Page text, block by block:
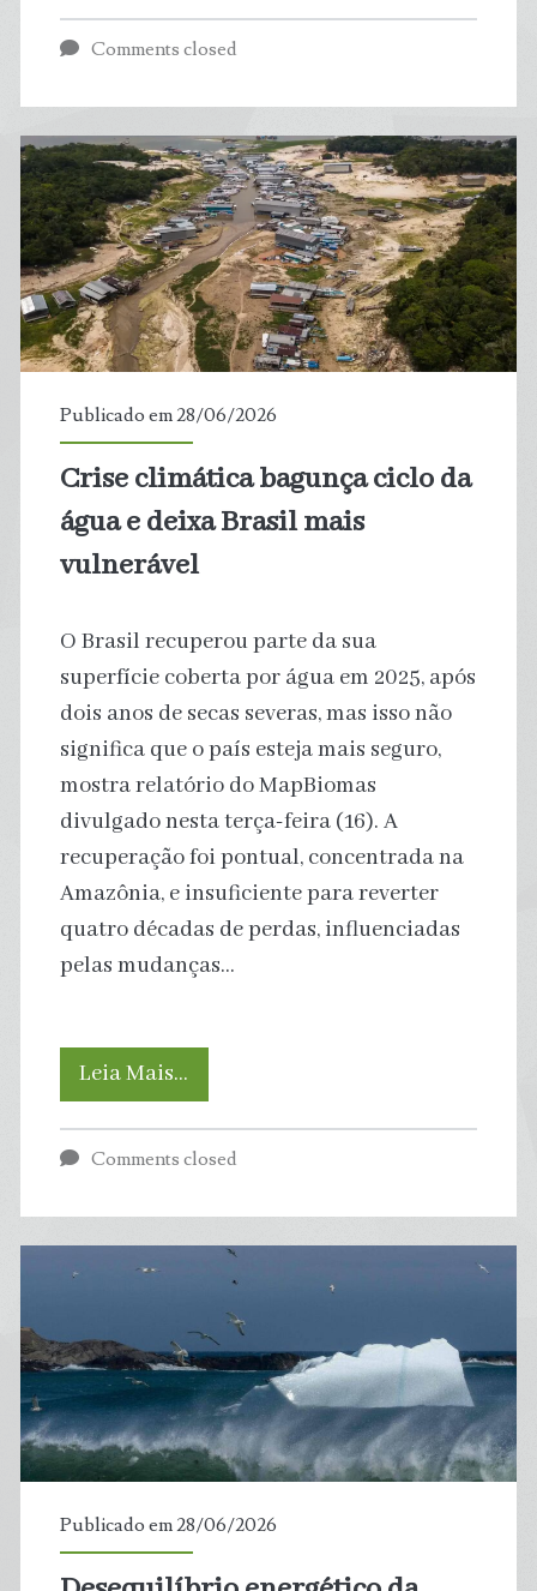
que
sofrem
tanto
com
grandes
mas
é
Comments closed
Publicado em 28/06/2026
Crise climática bagunça ciclo da
água e deixa Brasil mais
vulnerável
O Brasil recuperou parte da sua
superfície coberta por água em 2025, após
dois anos de secas severas, mas isso não
significa que o país esteja mais seguro,
mostra relatório do MapBiomas
divulgado nesta terça-feira (16). A
recuperação foi pontual, concentrada na
Amazônia, e insuficiente para reverter
quatro décadas de perdas, influenciadas
pelas mudanças…
Leia Mais…
climática
água
e
deixa
mais
Comments closed
Publicado em 28/06/2026